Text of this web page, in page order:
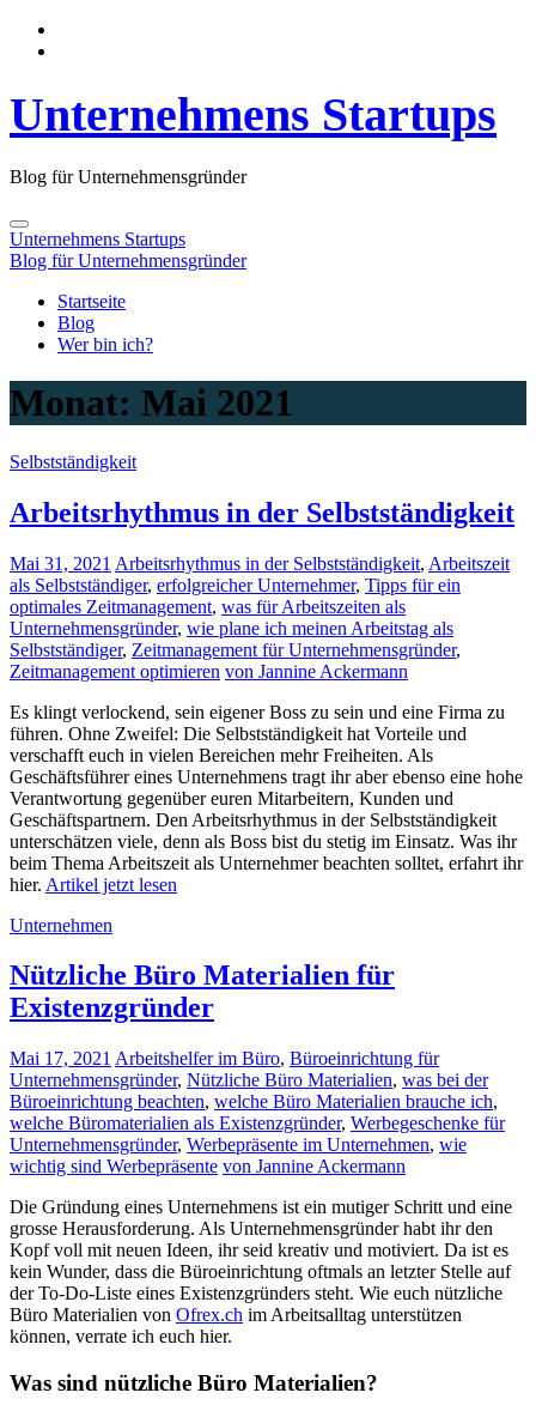
Unternehmens Startups
Blog für Unternehmensgründer
Unternehmens Startups
Blog für Unternehmensgründer
Startseite
Blog
Wer bin ich?
Monat: Mai 2021
Selbstständigkeit
Arbeitsrhythmus in der Selbstständigkeit
Mai 31, 2021 Arbeitsrhythmus in der Selbstständigkeit, Arbeitszeit
als Selbstständiger, erfolgreicher Unternehmer, Tipps für ein
optimales Zeitmanagement, was für Arbeitszeiten als
Unternehmensgründer, wie plane ich meinen Arbeitstag als
Selbstständiger, Zeitmanagement für Unternehmensgründer,
Zeitmanagement optimieren von Jannine Ackermann
Es klingt verlockend, sein eigener Boss zu sein und eine Firma zu
führen. Ohne Zweifel: Die Selbstständigkeit hat Vorteile und
verschafft euch in vielen Bereichen mehr Freiheiten. Als
Geschäftsführer eines Unternehmens tragt ihr aber ebenso eine hohe
Verantwortung gegenüber euren Mitarbeitern, Kunden und
Geschäftspartnern. Den Arbeitsrhythmus in der Selbstständigkeit
unterschätzen viele, denn als Boss bist du stetig im Einsatz. Was ihr
beim Thema Arbeitszeit als Unternehmer beachten solltet, erfahrt ihr
hier. Artikel jetzt lesen
Unternehmen
Nützliche Büro Materialien für
Existenzgründer
Mai 17, 2021 Arbeitshelfer im Büro, Büroeinrichtung für
Unternehmensgründer, Nützliche Büro Materialien, was bei der
Büroeinrichtung beachten, welche Büro Materialien brauche ich,
welche Büromaterialien als Existenzgründer, Werbegeschenke für
Unternehmensgründer, Werbepräsente im Unternehmen, wie
wichtig sind Werbepräsente von Jannine Ackermann
Die Gründung eines Unternehmens ist ein mutiger Schritt und eine
grosse Herausforderung. Als Unternehmensgründer habt ihr den
Kopf voll mit neuen Ideen, ihr seid kreativ und motiviert. Da ist es
kein Wunder, dass die Büroeinrichtung oftmals an letzter Stelle auf
der To-Do-Liste eines Existenzgründers steht. Wie euch nützliche
Büro Materialien von Ofrex.ch im Arbeitsalltag unterstützen
können, verrate ich euch hier.
Was sind nützliche Büro Materialien?